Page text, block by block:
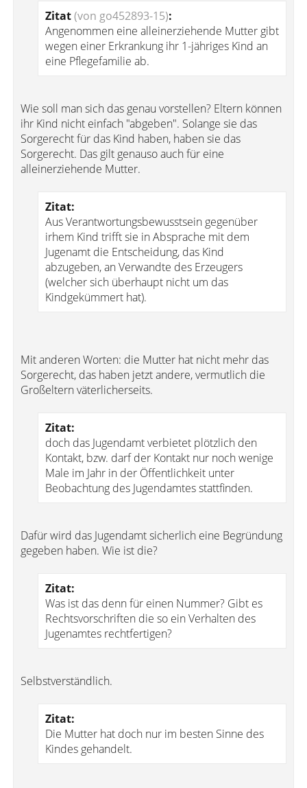
Zitat(von go452893-15):
Angenommen eine alleinerziehende Mutter gibt
wegen einer Erkrankung ihr 1-jähriges Kind an
eine Pflegefamilie ab.
Wie soll man sich das genau vorstellen? Eltern können
ihr Kind nicht einfach "abgeben". Solange sie das
Sorgerecht für das Kind haben, haben sie das
Sorgerecht. Das gilt genauso auch für eine
alleinerziehende Mutter.
Zitat:
Aus Verantwortungsbewusstsein gegenüber
irhem Kind trifft sie in Absprache mit dem
Jugenamt die Entscheidung, das Kind
abzugeben, an Verwandte des Erzeugers
(welcher sich überhaupt nicht um das
Kindgekümmert hat).
Mit anderen Worten: die Mutter hat nicht mehr das
Sorgerecht, das haben jetzt andere, vermutlich die
Großeltern väterlicherseits.
Zitat:
doch das Jugendamt verbietet plötzlich den
Kontakt, bzw. darf der Kontakt nur noch wenige
Male im Jahr in der Öffentlichkeit unter
Beobachtung des Jugendamtes stattfinden.
Dafür wird das Jugendamt sicherlich eine Begründung
gegeben haben. Wie ist die?
Zitat:
Was ist das denn für einen Nummer? Gibt es
Rechtsvorschriften die so ein Verhalten des
Jugenamtes rechtfertigen?
Selbstverständlich.
Zitat:
Die Mutter hat doch nur im besten Sinne des
Kindes gehandelt.